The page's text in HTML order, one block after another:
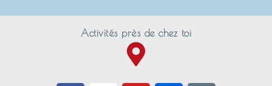
Activités près de chez toi